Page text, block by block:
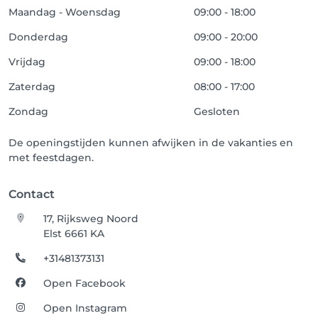
Maandag - Woensdag
09:00 - 18:00
Donderdag
09:00 - 20:00
Vrijdag
09:00 - 18:00
Zaterdag
08:00 - 17:00
Zondag
Gesloten
De openingstijden kunnen afwijken in de vakanties en
met feestdagen.
Contact
17, Rijksweg Noord
Elst 6661 KA
+31481373131
Open Facebook
Open Instagram